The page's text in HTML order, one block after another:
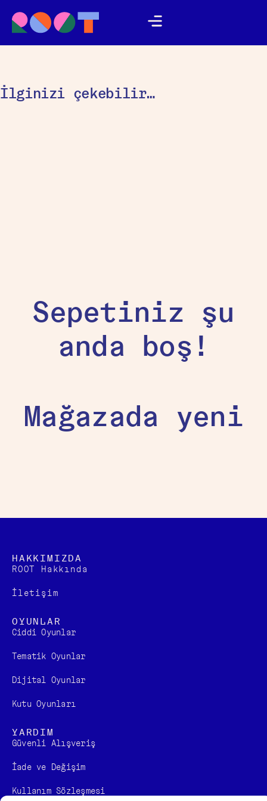
İlginizi çekebilir…
Sepetiniz şu
anda boş!
Mağazada yeni
HAKKIMIZDA
ROOT Hakkında
İletişim
OYUNLAR
Ciddi Oyunlar
Tematik Oyunlar
Dijital Oyunlar
Kutu Oyunları
YARDIM
Güvenli Alışveriş
İade ve Değişim
Kullanım Sözleşmesi